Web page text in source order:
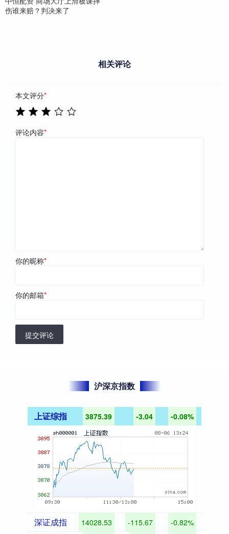
伤谁来赔？判决来了
相关评论
本文评分*
评论内容*
你的昵称*
你的邮箱*
提交评论
沪深京指数
上证综指 3875.39 -3.04 -0.08%
深证成指 14028.53 -115.67 -0.82%